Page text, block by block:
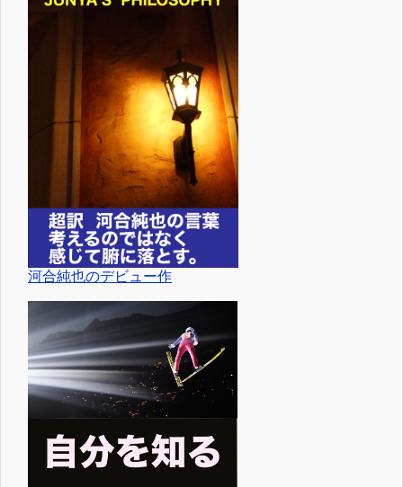
河合純也のデビュー作